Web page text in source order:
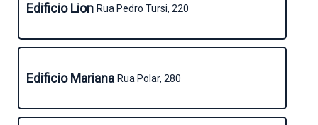
Edificio Lion Rua Pedro Tursi, 220
Edificio Mariana Rua Polar, 280